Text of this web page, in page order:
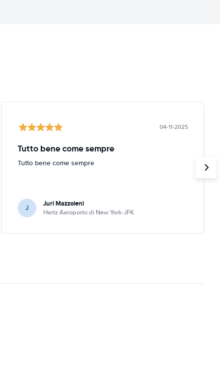
04-11-2025
Tutto bene come sempre
Tutto bene come sempre
J Juri Mazzoleni
Hertz Aeroporto di New York-JFK